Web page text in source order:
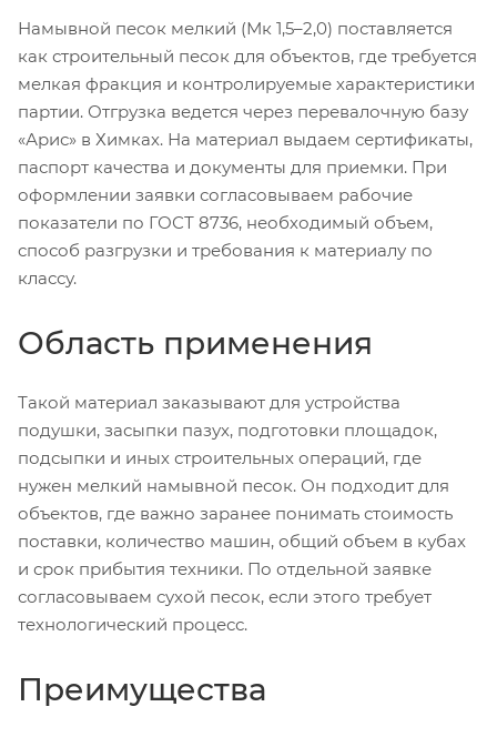
Намывной песок мелкий (Мк 1,5–2,0) поставляется
как строительный песок для объектов, где требуется
мелкая фракция и контролируемые характеристики
партии. Отгрузка ведется через перевалочную базу
«Арис» в Химках. На материал выдаем сертификаты,
паспорт качества и документы для приемки. При
оформлении заявки согласовываем рабочие
показатели по ГОСТ 8736, необходимый объем,
способ разгрузки и требования к материалу по
классу.
Область применения
Такой материал заказывают для устройства
подушки, засыпки пазух, подготовки площадок,
подсыпки и иных строительных операций, где
нужен мелкий намывной песок. Он подходит для
объектов, где важно заранее понимать стоимость
поставки, количество машин, общий объем в кубах
и срок прибытия техники. По отдельной заявке
согласовываем сухой песок, если этого требует
технологический процесс.
Преимущества